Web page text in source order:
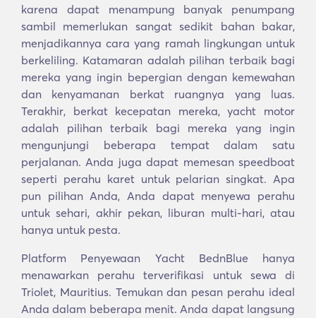
karena dapat menampung banyak penumpang
sambil memerlukan sangat sedikit bahan bakar,
menjadikannya cara yang ramah lingkungan untuk
berkeliling. Katamaran adalah pilihan terbaik bagi
mereka yang ingin bepergian dengan kemewahan
dan kenyamanan berkat ruangnya yang luas.
Terakhir, berkat kecepatan mereka, yacht motor
adalah pilihan terbaik bagi mereka yang ingin
mengunjungi beberapa tempat dalam satu
perjalanan. Anda juga dapat memesan speedboat
seperti perahu karet untuk pelarian singkat. Apa
pun pilihan Anda, Anda dapat menyewa perahu
untuk sehari, akhir pekan, liburan multi-hari, atau
hanya untuk pesta.
Platform Penyewaan Yacht BednBlue hanya
menawarkan perahu terverifikasi untuk sewa di
Triolet, Mauritius. Temukan dan pesan perahu ideal
Anda dalam beberapa menit. Anda dapat langsung